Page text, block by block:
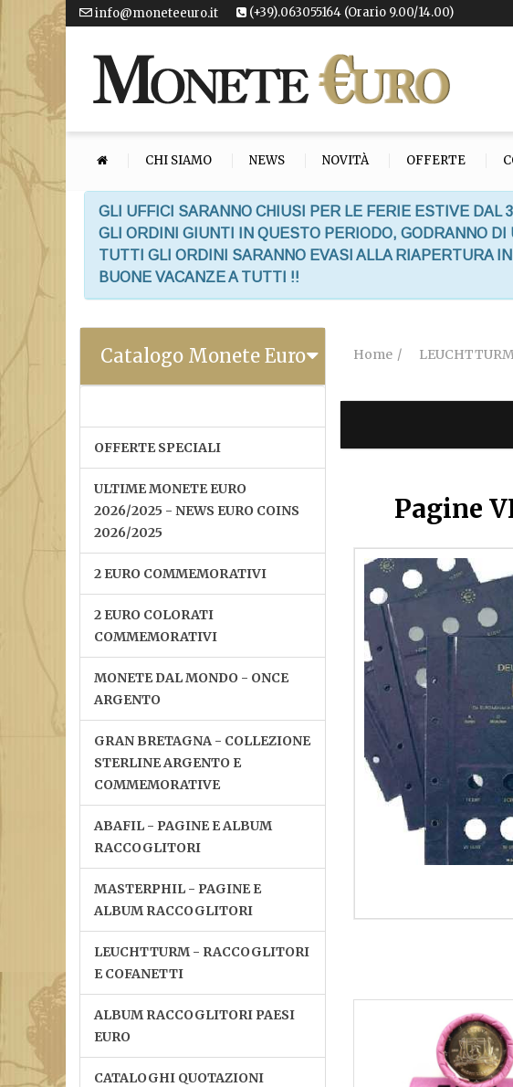
info@moneteeuro.it (+39).063055164 (Orario 9.00/14.00)
CHI SIAMO NEWS NOVITÀ OFFERTE
GLI UFFICI SARANNO CHIUSI PER LE FERIE ESTIVE DAL
GLI ORDINI GIUNTI IN QUESTO PERIODO, GODRANNO
TUTTI GLI ORDINI SARANNO EVASI ALLA RIAPERTURA
BUONE VACANZE A TUTTI !!
Catalogo Monete Euro
OFFERTE SPECIALI
ULTIME MONETE EURO
2026/2025 - NEWS EURO COINS
2026/2025
2 EURO COMMEMORATIVI
2 EURO COLORATI
COMMEMORATIVI
MONETE DAL MONDO - ONCE
ARGENTO
GRAN BRETAGNA - COLLEZIONE
STERLINE ARGENTO E
COMMEMORATIVE
ABAFIL - PAGINE E ALBUM
RACCOGLITORI
MASTERPHIL - PAGINE E
ALBUM RACCOGLITORI
LEUCHTTURM - RACCOGLITORI
E COFANETTI
ALBUM RACCOGLITORI PAESI
EURO
CATALOGHI QUOTAZIONI
Home
Pagine